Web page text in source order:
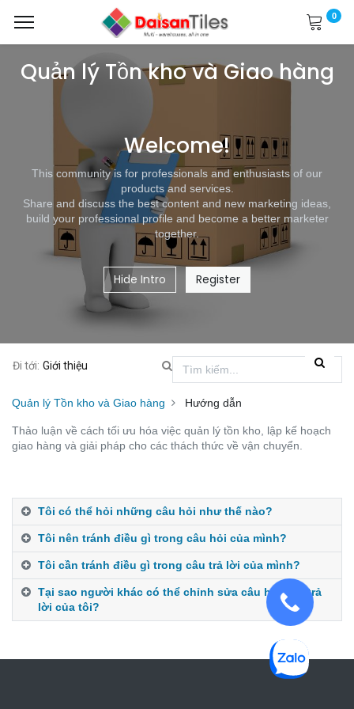
0
Quản lý Tồn kho và Giao hàng
Welcome!
This community is for professionals and enthusiasts of our
products and services.
Share and discuss the best content and new marketing ideas,
build your professional profile and become a better marketer
together.
Hide Intro Register
Đi tới: Giới thiệu
Quản lý Tồn kho và Giao hàng Hướng dẫn
Thảo luận về cách tối ưu hóa việc quản lý tồn kho, lập kế hoạch
giao hàng và giải pháp cho các thách thức về vận chuyển.
Tôi có thể hỏi những câu hỏi như thế nào?
Tôi nên tránh điều gì trong câu hỏi của mình?
Tôi cần tránh điều gì trong câu trả lời của mình?
Tại sao người khác có thể chỉnh sửa câu hỏi/câu trả
lời của tôi?